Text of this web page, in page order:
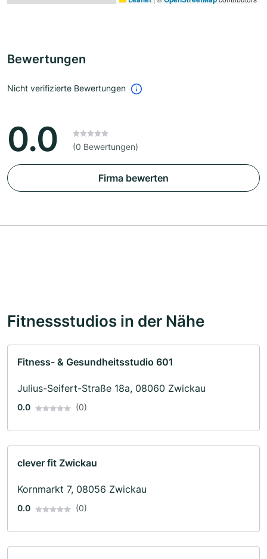
Bewertungen
Nicht verifizierte Bewertungen
0.0 (0 Bewertungen)
Firma bewerten
Fitnessstudios in der Nähe
Fitness- & Gesundheitsstudio 601
Julius-Seifert-Straße 18a, 08060 Zwickau
0.0 (0)
clever fit Zwickau
Kornmarkt 7, 08056 Zwickau
0.0 (0)